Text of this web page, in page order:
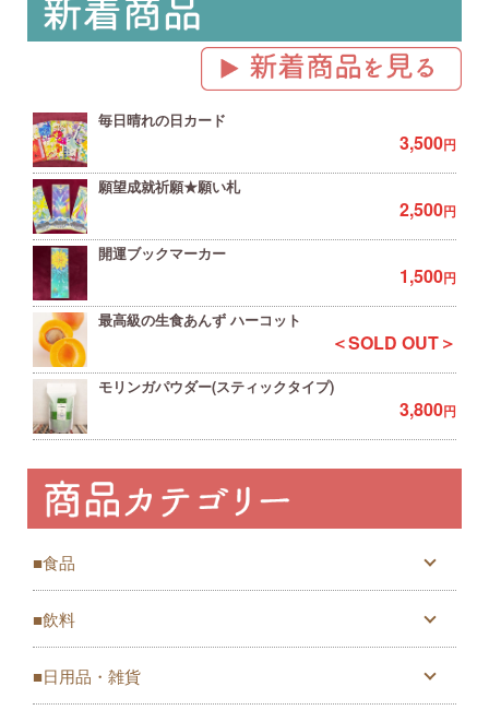
毎日晴れの日カード
3,500円
願望成就祈願★願い札
2,500円
開運ブックマーカー
1,500円
最高級の生食あんず ハーコット
＜SOLD OUT＞
モリンガパウダー(スティックタイプ)
3,800円
■食品
■飲料
■日用品・雑貨